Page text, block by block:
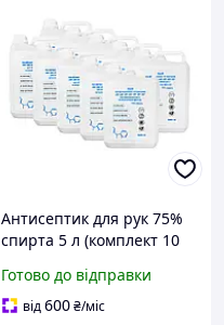
Антисептик для рук 75%
спирта 5 л (комплект 10
Готово до відправки
від600₴/міс